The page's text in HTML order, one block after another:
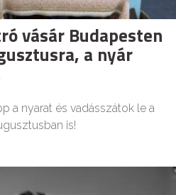
vásár Budapesten
a nyár
a nyarat és vadásszátok le a
is!